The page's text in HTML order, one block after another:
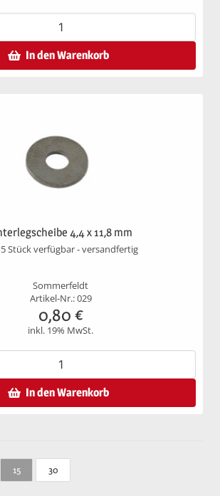
In den Warenkorb
4,4 x 11,8 mm
5 Stück verfügbar - versandfertig
Sommerfeldt
Artikel-Nr.: 029
0,80 €
inkl. 19% MwSt.
In den Warenkorb
15 30